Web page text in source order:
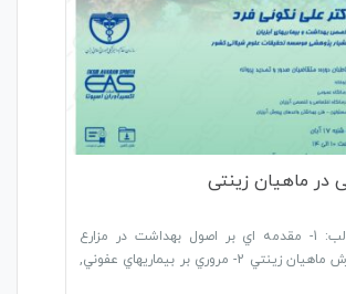
در ماهیان زینتی
سرفصل مطالب: 1- مقدمه اي بر اصول بهداشت در مزارع
تکثير و پرورش ماهيان زينتي 2- مروري بر بيماريهاي عفوني,